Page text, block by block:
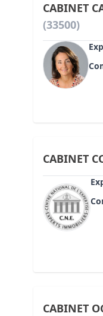
CABINET
(33500)
CABINET
CABINET